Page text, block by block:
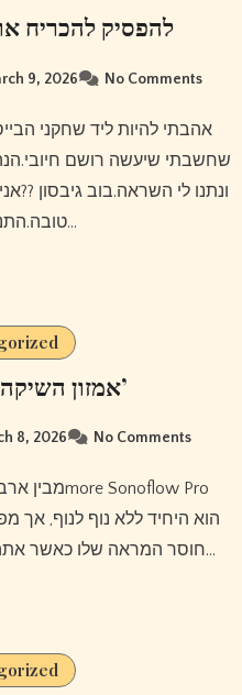
להפסיק להכריח
9, 2026 No Comments
אהבתי להיות ליד שחקני הבייסבול כשהיה להם משהו להגיד
שחשבתי שיעשה רושם
ונתנו לי השראה.בוב גיבסון
טובה.התנדנדות היא…
אמזון השיקה בשקט 7 אינץ’
8, 2026 No Comments
מבין ארבעת חורי הקניון הללו, אוזניות 1more Sonoflow Pro
חוסר המראה שלו כאשר אתה מחובק על ידי חומות השלווה…